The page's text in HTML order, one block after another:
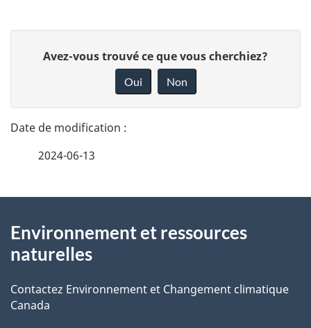
t
a
l
s
d
e
l
n
o
t
r
r
é
Avez-vous trouvé ce que vous cherchiez?
Oui Non
2024-06-13
propos
de
ce
Environnement et ressources
naturelles
Contactez Environnement et Changement climatique
Canada